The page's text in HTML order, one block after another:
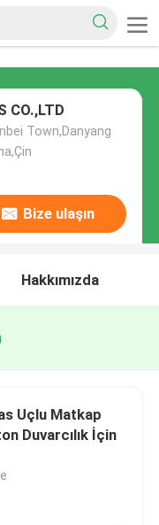
CO.,LTD
Town,Danyang
Bize ulaşın
Hakkımızda
Uçlu Matkap
Duvarcılık İçin